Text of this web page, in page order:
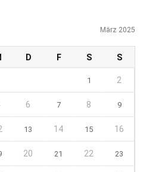
März 2025
D F S S
1 2
6 7 8 9
13 14 15 16
20 21 22 23